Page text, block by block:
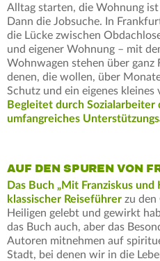
Alltag starten, die Wohnung
Dann die Jobsuche. In
die Lücke zwischen
und eigener Wohnung – mit
Wohnwagen stehen über
denen, die wollen, über
Schutz und ein eigenes kleines
Begleitet durch Sozialarbeiter
umfangreiches
AUF DEN SPUREN VON
Das Buch „Mit Franziskus
klassischer Reiseführer zu den
Heiligen gelebt und gewirkt
das Buch auch, aber das
Autoren mitnehmen auf
Stadt, bei denen wir in die